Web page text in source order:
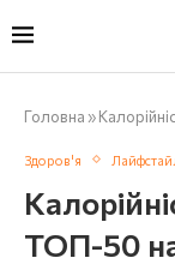
Головна »
Здоров'я
ТОП-50